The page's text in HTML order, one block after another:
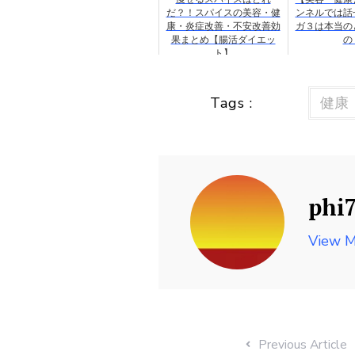
だ？！スパイスの美容・健
康・炎症改善・不安改善効
果まとめ【腸活ダイエッ
ト】
ンネルでは
ガ３は本当
の
Tags : 健康
View
Previous Article